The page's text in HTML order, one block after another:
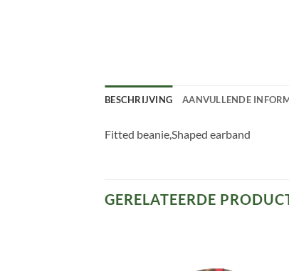
BESCHRIJVING AANVULLENDE
Fitted beanie,Shaped earband
GERELATEERDE